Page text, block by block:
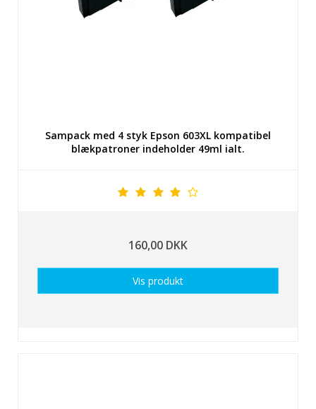
Sampack med 4 styk Epson 603XL kompatibel
blækpatroner indeholder 49ml ialt.
160,00 DKK
Vis produkt